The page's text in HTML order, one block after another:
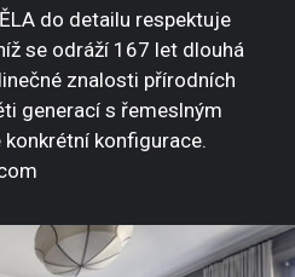
do detailu respektuje
se odráží 167 let dlouhá
znalosti přírodních
generací s řemeslným
konfigurace.